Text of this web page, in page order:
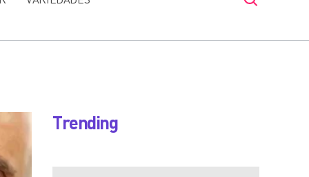
Trending